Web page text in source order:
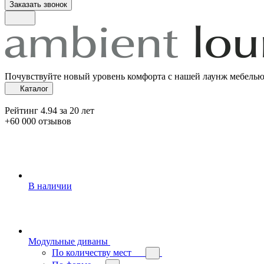
Заказать звонок
Почувствуйте новый уровень комфорта с нашей лаунж мебелью
Каталог
Рейтинг 4.94 за 20 лет
+60 000 отзывов
В наличии
Модульные диваны
По количеству мест